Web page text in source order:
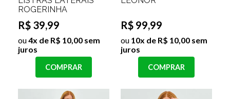
ROGERINHA
R$ 39,99
ou4x de R$ 10,00 sem
juros
COMPRAR
R$ 99,99
ou 10x de R$ 10,00 sem
juros
COMPRAR